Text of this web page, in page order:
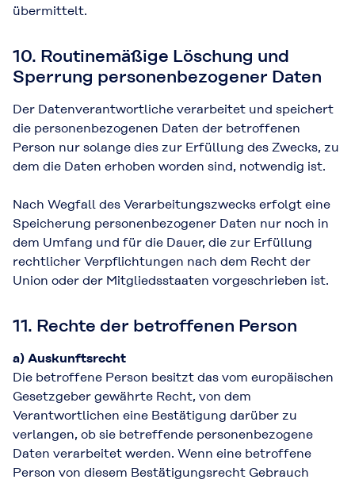
übermittelt.
10. Routinemäßige Löschung und
Sperrung personenbezogener Daten
Der Datenverantwortliche verarbeitet und speichert
die personenbezogenen Daten der betroffenen
Person nur solange dies zur Erfüllung des Zwecks, zu
dem die Daten erhoben worden sind, notwendig ist.
Nach Wegfall des Verarbeitungszwecks erfolgt eine
Speicherung personenbezogener Daten nur noch in
dem Umfang und für die Dauer, die zur Erfüllung
rechtlicher Verpflichtungen nach dem Recht der
Union oder der Mitgliedsstaaten vorgeschrieben ist.
11. Rechte der betroffenen Person
a) Auskunftsrecht
Die betroffene Person besitzt das vom europäischen
Gesetzgeber gewährte Recht, von dem
Verantwortlichen eine Bestätigung darüber zu
verlangen, ob sie betreffende personenbezogene
Daten verarbeitet werden. Wenn eine betroffene
Person von diesem Bestätigungsrecht Gebrauch